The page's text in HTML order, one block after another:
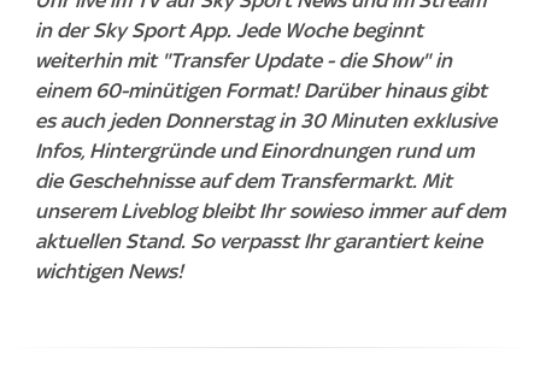
in der Sky Sport App. Jede Woche beginnt
weiterhin mit "Transfer Update - die Show" in
einem 60-minütigen Format! Darüber hinaus gibt
es auch jeden Donnerstag in 30 Minuten exklusive
Infos, Hintergründe und Einordnungen rund um
die Geschehnisse auf dem Transfermarkt. Mit
unserem Liveblog bleibt Ihr sowieso immer auf dem
aktuellen Stand. So verpasst Ihr garantiert keine
wichtigen News!